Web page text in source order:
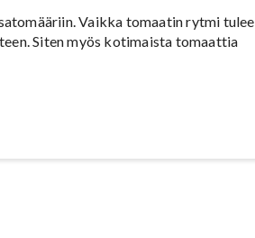
Vaikka tomaatin rytmi tulee
Siten myös kotimaista tomaattia